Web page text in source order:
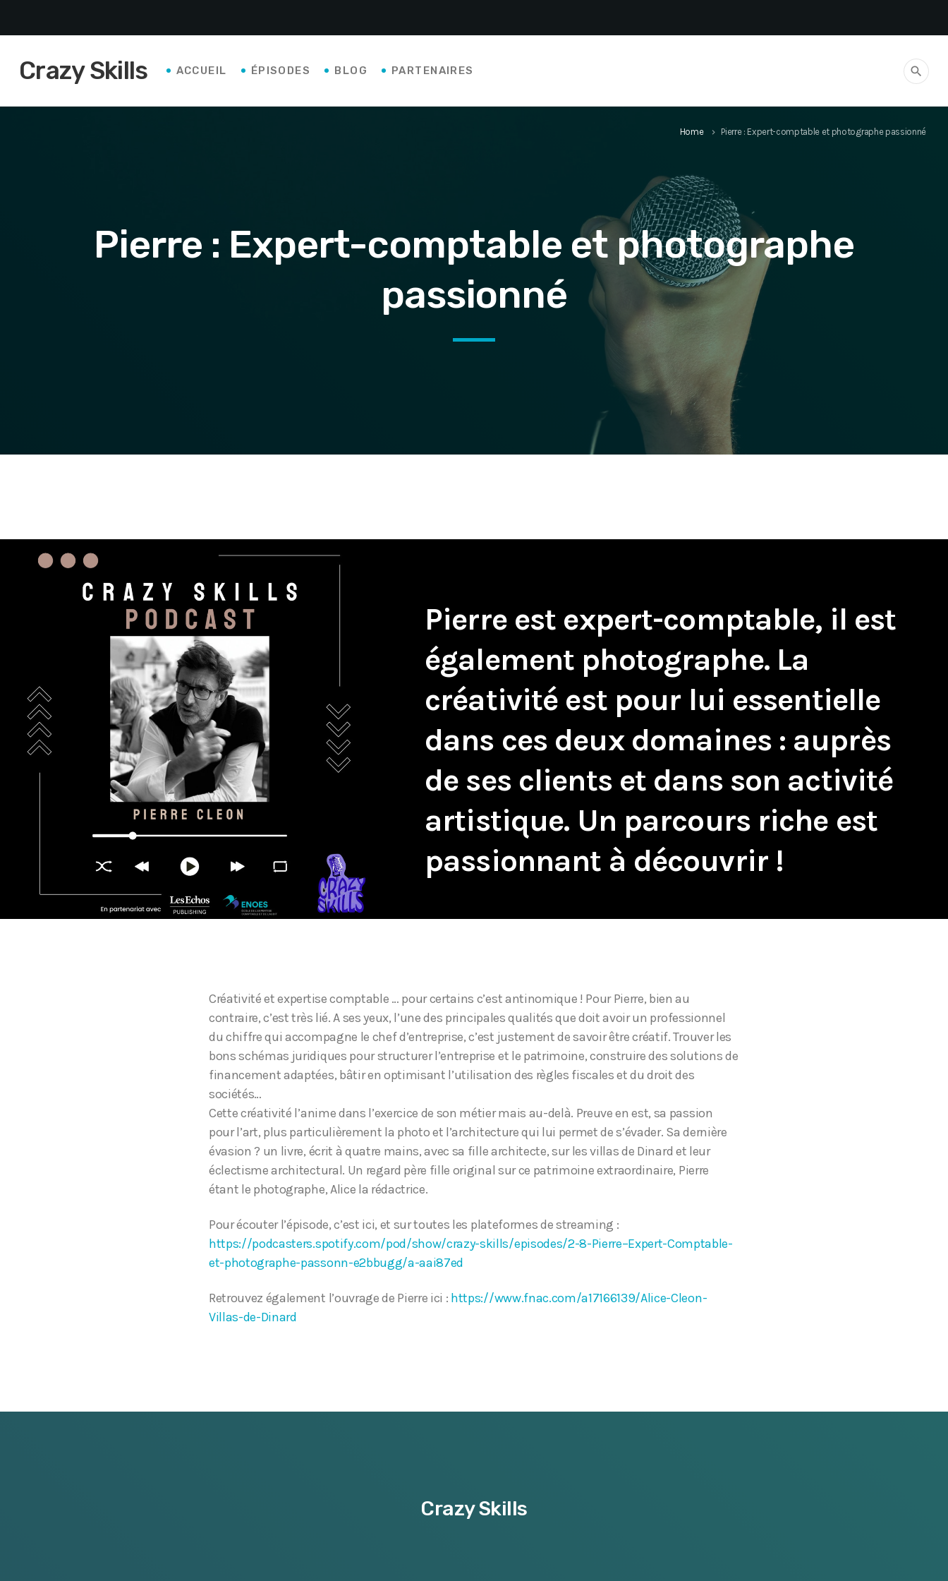
Crazy Skills ACCUEIL ÉPISODES BLOG PARTENAIRES search
Home keyboard_arrow_right Pierre : Expert-comptable et photographe passionné
Pierre : Expert-comptable et photographe
passionné
Pierre est expert-comptable, il est
également photographe. La
créativité est pour lui essentielle
dans ces deux domaines : auprès
de ses clients et dans son activité
artistique. Un parcours riche est
passionnant à découvrir !
Créativité et expertise comptable … pour certains c’est antinomique ! Pour Pierre, bien au
contraire, c’est très lié. A ses yeux, l’une des principales qualités que doit avoir un professionnel
du chiffre qui accompagne le chef d’entreprise, c’est justement de savoir être créatif. Trouver les
bons schémas juridiques pour structurer l’entreprise et le patrimoine, construire des solutions de
financement adaptées, bâtir en optimisant l’utilisation des règles fiscales et du droit des
sociétés…
Cette créativité l’anime dans l’exercice de son métier mais au-delà. Preuve en est, sa passion
pour l’art, plus particulièrement la photo et l’architecture qui lui permet de s’évader. Sa dernière
évasion ? un livre, écrit à quatre mains, avec sa fille architecte, sur les villas de Dinard et leur
éclectisme architectural. Un regard père fille original sur ce patrimoine extraordinaire, Pierre
étant le photographe, Alice la rédactrice.
Pour écouter l’épisode, c’est ici, et sur toutes les plateformes de streaming :
https://podcasters.spotify.com/pod/show/crazy-skills/episodes/2-8-Pierre–Expert-Comptable-
et-photographe-passonn-e2bbugg/a-aai87ed
Retrouvez également l’ouvrage de Pierre ici : https://www.fnac.com/a17166139/Alice-Cleon-
Villas-de-Dinard
Crazy Skills